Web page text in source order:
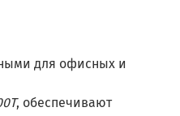
для офисных и
, обеспечивают